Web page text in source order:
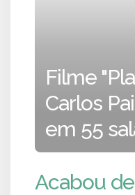
Filme
Carlos
em 55
Acabou